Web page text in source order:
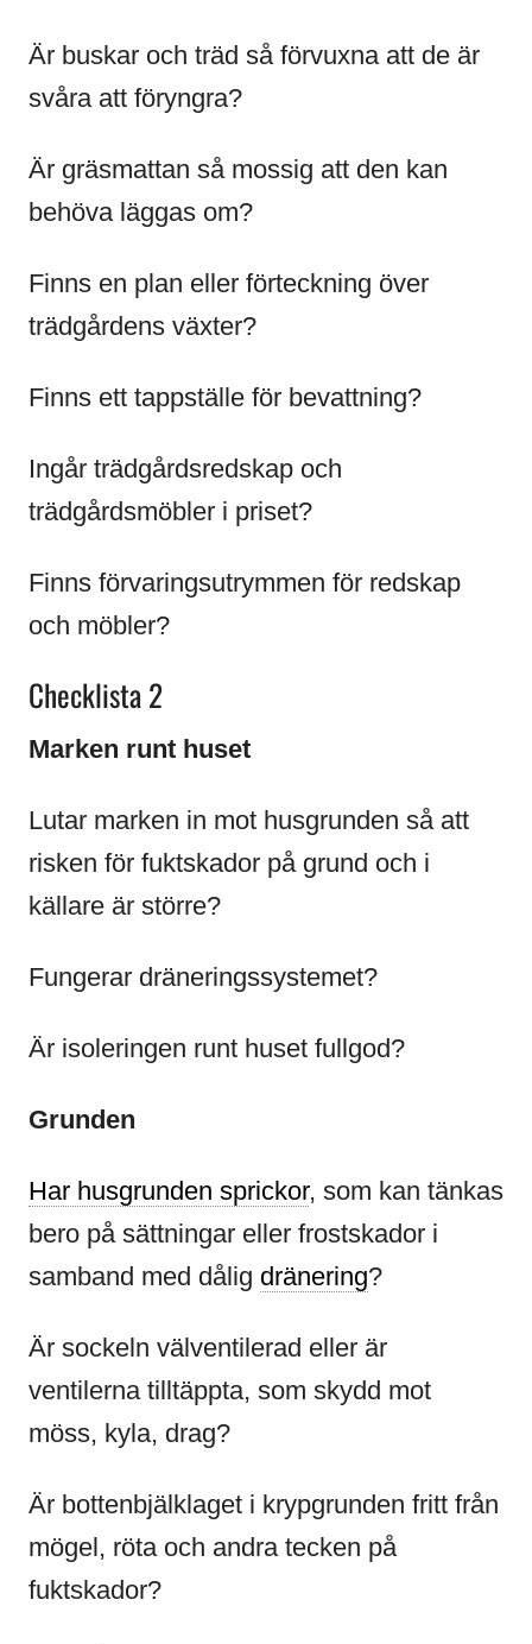
Är buskar och träd så förvuxna att de är
svåra att föryngra?
Är gräsmattan så mossig att den kan
behöva läggas om?
Finns en plan eller förteckning över
trädgårdens växter?
Finns ett tappställe för bevattning?
Ingår trädgårdsredskap och
trädgårdsmöbler i priset?
Finns förvaringsutrymmen för redskap
och möbler?
Checklista 2
Marken runt huset
Lutar marken in mot husgrunden så att
risken för fuktskador på grund och i
källare är större?
Fungerar dräneringssystemet?
Är isoleringen runt huset fullgod?
Grunden
Har husgrunden sprickor, som kan tänkas
bero på sättningar eller frostskador i
samband med dålig dränering?
Är sockeln välventilerad eller är
ventilerna tilltäppta, som skydd mot
möss, kyla, drag?
Är bottenbjälklaget i krypgrunden fritt från
mögel, röta och andra tecken på
fuktskador?